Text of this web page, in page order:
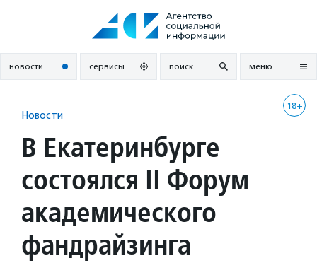
новости сервисы поиск меню
18+
Новости
В Екатеринбурге
состоялся II Форум
академического
фандрайзинга